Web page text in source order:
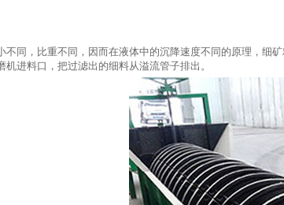
不同，比重不同，因而在液体中的沉降速度不同的原理，细
进料口，把过滤出的细料从溢流管子排出。